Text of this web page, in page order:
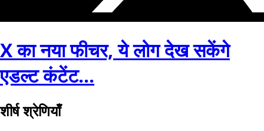
X का नया फीचर, ये लोग देख सकेंगे
एडल्ट कंटेंट...
शीर्ष श्रेणियाँ